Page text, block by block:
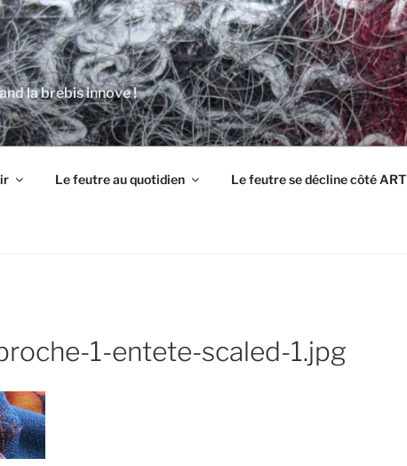
la brebis innove !
Le feutre au quotidien Le feutre se décline côté ART
1-entete-scaled-1.jpg